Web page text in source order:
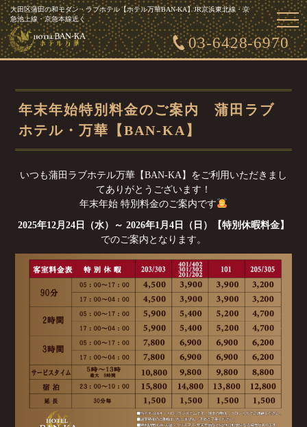
大田区蒲田の和モダン・ラブホテル【ホテル万華BAN-KA】JR京浜東北線・京
急池上線・京急本線近く
03-6428-6970
年末年始特別料金のご案内 蒲田ラブ
ホテル・万華【BAN-KA】
いつも蒲田ラブホテル万華【BAN-KA】をご利用いただきまし
てありがとうございます！
年末年始 特別料金のご案内です
2025年12月24日（水）～ 2026年1月4日（日）【特別休暇料金】
でのご案内となります。